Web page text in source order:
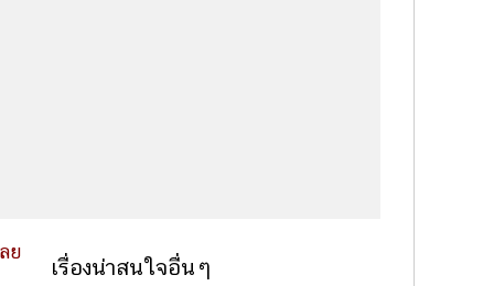
ย
เรื่องน่าสนใจอื่นๆ